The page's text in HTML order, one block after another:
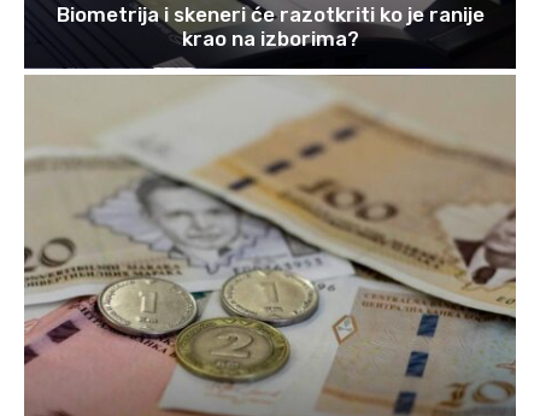
Biometrija i skeneri će razotkriti ko je ranije
krao na izborima?